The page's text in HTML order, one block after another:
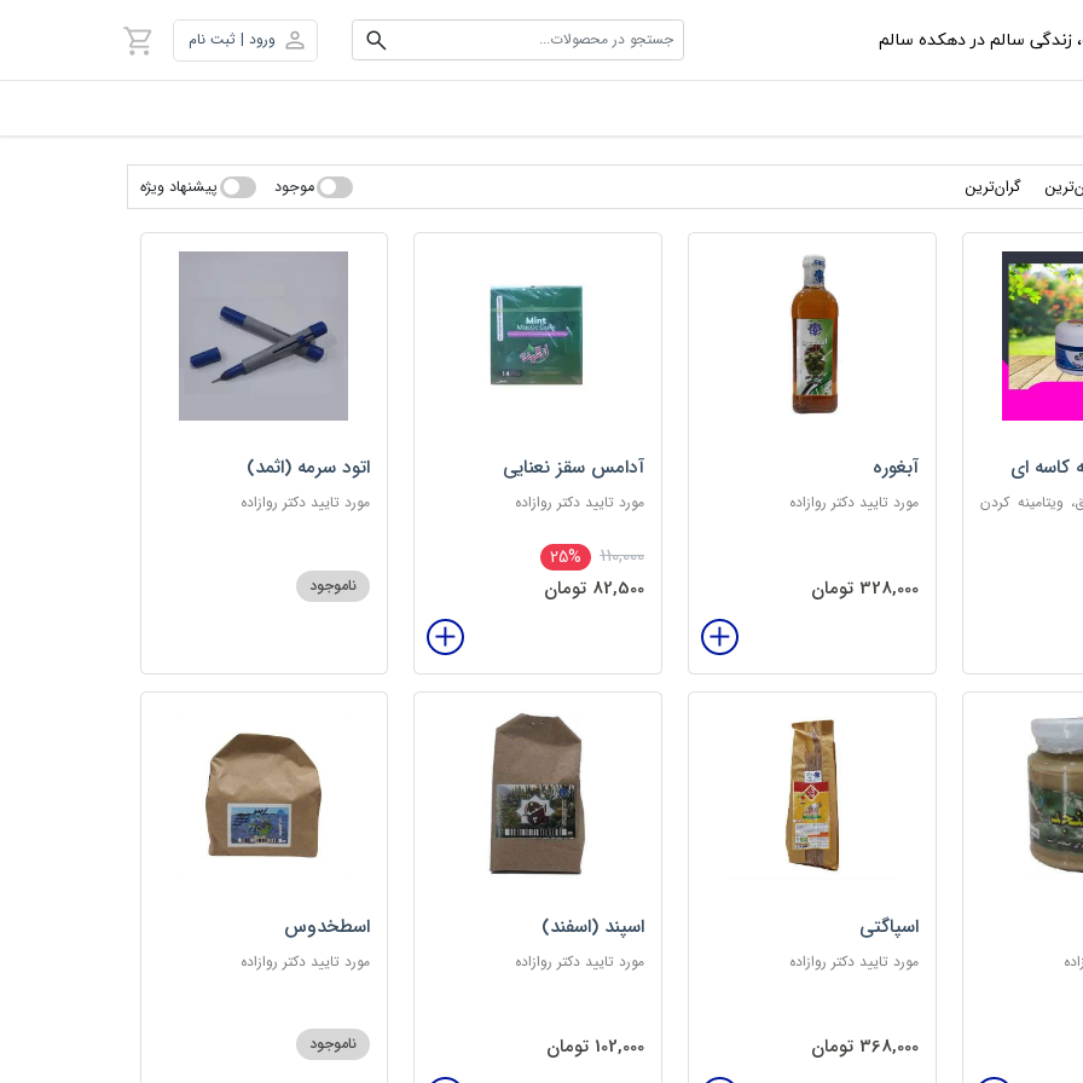
، زندگی سالم در دهکده سالم جستجو در محصولات... ورود | ثبت نام
گران‌ترین موجود پیشنهاد ویژه
کاسه ای
ویتامینه کردن
آبغوره
مورد تایید دکتر روازاده
328,000 تومان
آدامس سقز نعنایی
مورد تایید دکتر روازاده
110,000
25%
82,500 تومان
اتود سرمه (اثمد)
مورد تایید دکتر روازاده
ناموجود
اسپاگتی
مورد تایید دکتر روازاده
368,000 تومان
اسپند (اسفند)
مورد تایید دکتر روازاده
102,000 تومان
اسطخدوس
مورد تایید دکتر روازاده
ناموجود